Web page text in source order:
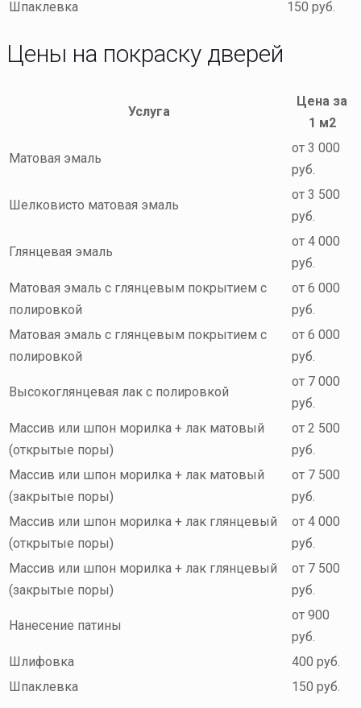
Шпаклевка
150 руб.
Цены на покраску дверей
Услуга
Цена за
1 м2
Матовая эмаль
от 3 000
руб.
Шелковисто матовая эмаль
от 3 500
руб.
Глянцевая эмаль
от 4 000
руб.
Матовая эмаль с глянцевым покрытием с
полировкой
от 6 000
руб.
Матовая эмаль с глянцевым покрытием с
полировкой
от 6 000
руб.
Высокоглянцевая лак с полировкой
от 7 000
руб.
Массив или шпон морилка + лак матовый
(открытые поры)
от 2 500
руб.
Массив или шпон морилка + лак матовый
(закрытые поры)
от 7 500
руб.
Массив или шпон морилка + лак глянцевый
(открытые поры)
от 4 000
руб.
Массив или шпон морилка + лак глянцевый
(закрытые поры)
от 7 500
руб.
Нанесение патины
от 900
руб.
Шлифовка
400 руб.
Шпаклевка
150 руб.